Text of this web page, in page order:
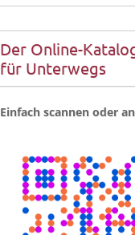
Der Online-
für Unterwegs
Ein­fach scan­nen oder